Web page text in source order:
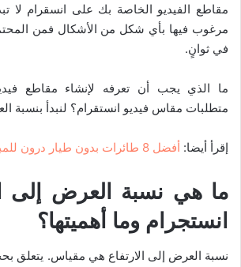
مقاطع الفيديو الخاصة بك على انسقرام لا
مرغوب فيها بأي شكل من الأشكال فمن
في ثوانٍ.
ما الذي يجب أن تعرفه لإنشاء مقاطع
متطلبات مقاس فيديو انستقرام؟ لنبدأ بنسبة
إقرأ أيضا: أفضل 8 طائرات بدون طيار درون للمبتدئين والمحترفين
ما هي نسبة العرض إلى
انستجرام وما أهميتها؟
نسبة العرض إلى الارتفاع هي مقياس. يتعلق